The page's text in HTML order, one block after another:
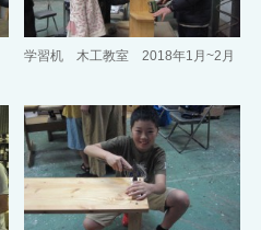
学習机 木工教室 2018年1月~2月